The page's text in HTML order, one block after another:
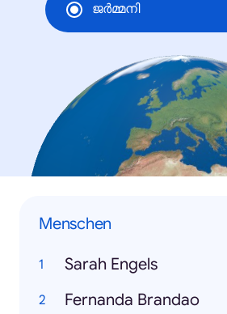
ജര്‍മ്മനി
Menschen
Sarah Engels
Fernanda Brandao